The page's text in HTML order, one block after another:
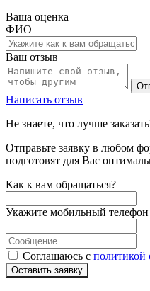
Ваша оценка
ФИО
Ваш отзыв
Написать отзыв
Не знаете, что лучше
Отправьте заявку в любом
подготовят для Вас
Как к вам обращаться?
Укажите мобильный телефон
Соглашаюсь с политикой
Оставить заявку